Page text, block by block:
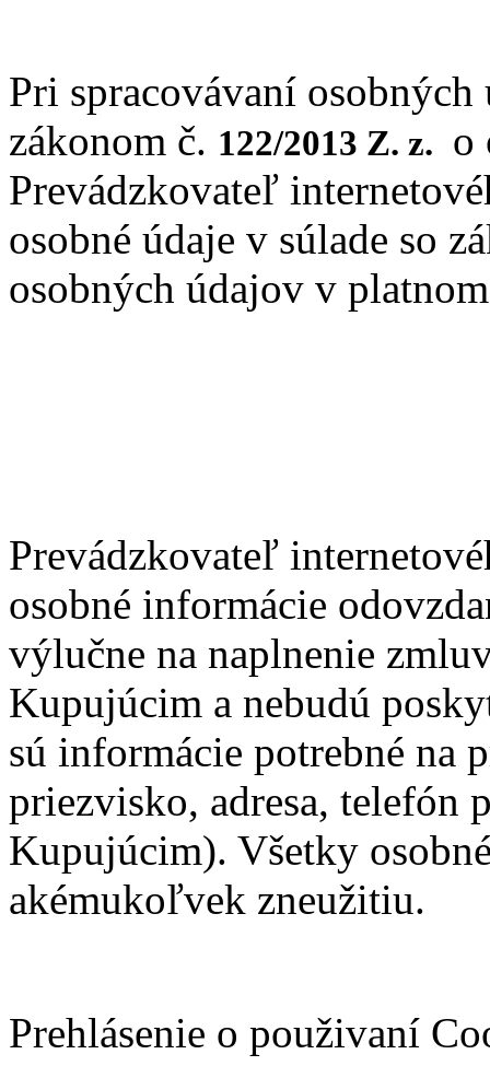
Pri spracovávaní
zákonom č. 122/2013 Z. z. o
Prevádzkovateľ
osobné údaje v súlade so
osobných údajov v
Prevádzkovateľ
osobné informácie
výlučne na naplnenie
Kupujúcim a nebudú
sú informácie potrebné na
priezvisko, adresa, telefón
Kupujúcim). Všetky
akémukoľvek zneužitiu.
Prehlásenie o použivaní